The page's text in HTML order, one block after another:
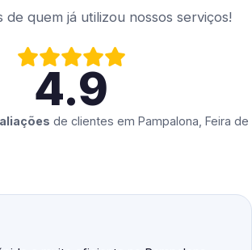
de quem já utilizou nossos serviços!
4.9
de clientes em Pampalona, Feira de